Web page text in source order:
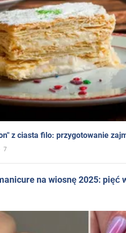
z ciasta filo: przygotowanie
7
na wiosnę 2025: pięć